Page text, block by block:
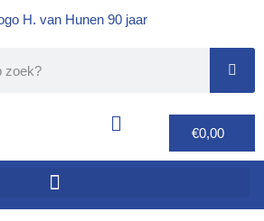
€0,00